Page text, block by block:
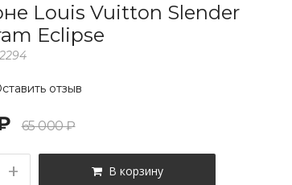
Louis Vuitton Slender
Eclipse
отзыв
65 000 ₽
+ В корзину